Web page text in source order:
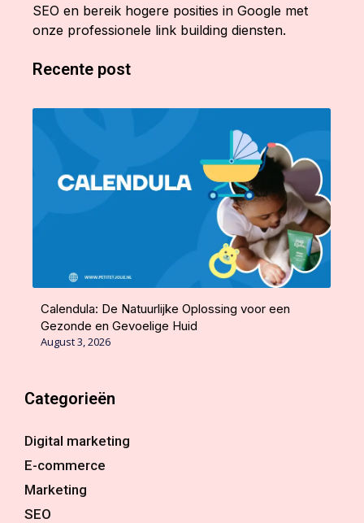
SEO en bereik hogere posities in Google met
onze professionele link building diensten.
Recente post
Calendula: De Natuurlijke Oplossing voor een
Gezonde en Gevoelige Huid
August 3, 2026
Categorieën
Digital marketing
E-commerce
Marketing
SEO